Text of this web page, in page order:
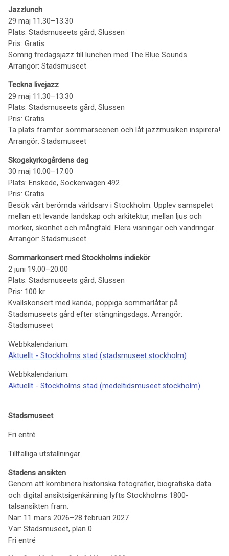
Jazzlunch
29 maj 11.30–13.30
Plats: Stadsmuseets gård, Slussen
Pris: Gratis
Somrig fredagsjazz till lunchen med The Blue Sounds.
Arrangör: Stadsmuseet
Teckna livejazz
29 maj 11.30–13.30
Plats: Stadsmuseets gård, Slussen
Pris: Gratis
Ta plats framför sommarscenen och låt jazzmusiken inspirera!
Arrangör: Stadsmuseet
Skogskyrkogårdens dag
30 maj 10.00–17.00
Plats: Enskede, Sockenvägen 492
Pris: Gratis
Besök vårt berömda världsarv i Stockholm. Upplev samspelet
mellan ett levande landskap och arkitektur, mellan ljus och
mörker, skönhet och mångfald. Flera visningar och vandringar.
Arrangör: Stadsmuseet
Sommarkonsert med Stockholms indiekör
2 juni 19.00–20.00
Plats: Stadsmuseets gård, Slussen
Pris: 100 kr
Kvällskonsert med kända, poppiga sommarlåtar på
Stadsmuseets gård efter stängningsdags. Arrangör:
Stadsmuseet
Webbkalendarium:
Aktuellt - Stockholms stad (stadsmuseet.stockholm)
Webbkalendarium:
Aktuellt - Stockholms stad (medeltidsmuseet.stockholm)
Stadsmuseet
Fri entré
Tillfälliga utställningar
Stadens ansikten
Genom att kombinera historiska fotografier, biografiska data
och digital ansiktsigenkänning lyfts Stockholms 1800-
talsansikten fram.
När: 11 mars 2026–28 februari 2027
Var: Stadsmuseet, plan 0
Fri entré